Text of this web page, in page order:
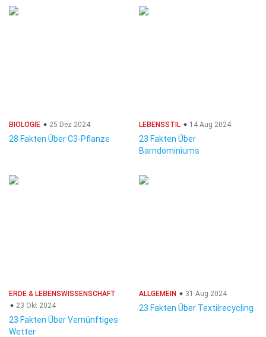
BIOLOGIE 25 Dez 2024
28 Fakten Über C3-Pflanze
LEBENSSTIL 14 Aug 2024
23 Fakten Über
Barndominiums
ERDE & LEBENSWISSENSCHAFT
23 Okt 2024
23 Fakten Über Vernünftiges
Wetter
ALLGEMEIN 31 Aug 2024
23 Fakten Über Textilrecycling